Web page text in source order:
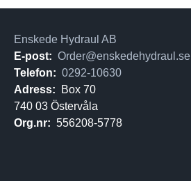
Enskede Hydraul AB
E-post: Order@enskedehydraul.se
Telefon: 0292-10630
Adress:
Box 70
740 03 Östervåla
Org.nr: 556208-5778